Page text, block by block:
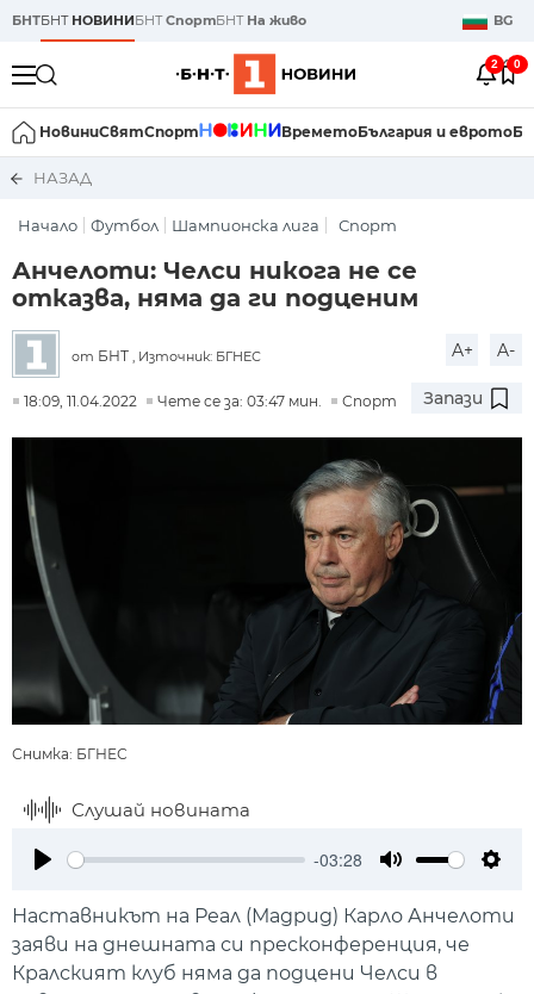
БНТБНТ НОВИНИБНТСпортБНТ На живо BG
2 0
НовиниСвятСпорт ВреметоБългария и еврото
НАЗАД
Начало Футбол Шампионска лига Спорт
Анчелоти: Челси никога не се
отказва, няма да ги подценим
от БНТ , Източник: БГНЕС A+ A-
18:09, 11.04.2022 Чете се за: 03:47 мин. Спорт Запази
Снимка: БГНЕС
Слушай новината
-03:28
Наставникът на Реал (Мадрид) Карло Анчелоти
заяви на днешната си пресконференция, че
Кралският клуб няма да подцени Челси в